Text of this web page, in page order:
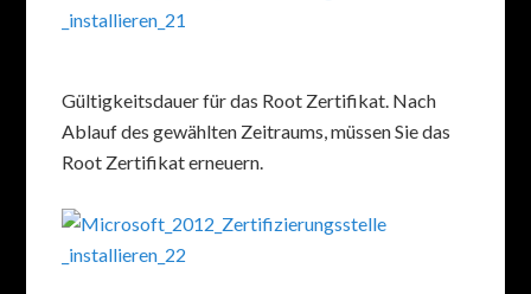
Gültigkeitsdauer für das Root Zertifikat. Nach
Ablauf des gewählten Zeitraums, müssen Sie das
Root Zertifikat erneuern.